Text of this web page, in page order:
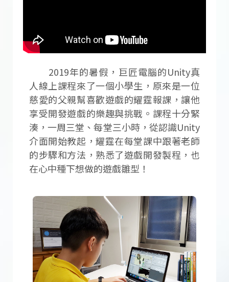
2019年的暑假，巨匠電腦的Unity真
人線上課程來了一個小學生，原來是一位
慈愛的父親幫喜歡遊戲的耀霆報課，讓他
享受開發遊戲的樂趣與挑戰。課程十分緊
湊，一周三堂、每堂三小時，從認識Unity
介面開始教起，耀霆在每堂課中跟著老師
的步驟和方法，熟悉了遊戲開發製程，也
在心中種下想做的遊戲雛型！